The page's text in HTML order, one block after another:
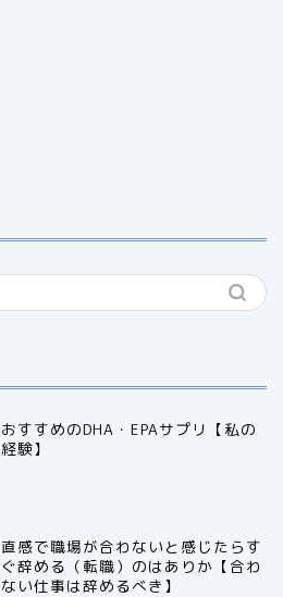
おすすめのDHA・EPAサプリ【私の
経験】
直感で職場が合わないと感じたらす
ぐ辞める（転職）のはありか【合わ
ない仕事は辞めるべき】